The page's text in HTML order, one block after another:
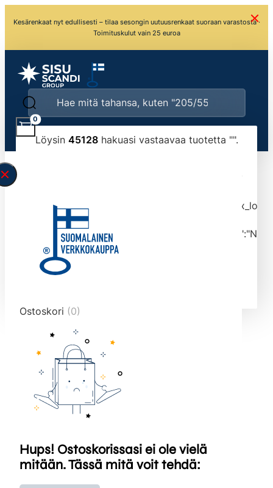
Kesärenkaat nyt edullisesti – tilaa sesongin uutuusrenkaat suoraan varastosta ·
Toimituskulut vain 25 euroa
Löysin 45128hakuasi vastaavaa tuotetta "".
typed the search query correctly.<br>Currently
tmlmvi","meta_query":
data-original-query-vars="[]" data-page="1"
data-max-pages="4513" data-start="1" data-
end="10">
0
Ostoskori (0)
Hups! Ostoskorissasi ei ole vielä
mitään. Tässä mitä voit tehdä: